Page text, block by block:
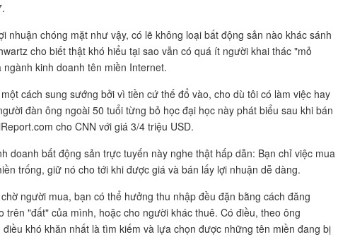
nhuận chóng mặt như vậy, có lẽ không loại bất động sản nào khác sánh
cho biết thật khó hiểu tại sao vẫn có quá ít người khai thác "mỏ
ngành kinh doanh tên miền Internet.
cách sung sướng bởi vì tiền cứ thế đổ vào, cho dù tôi có làm việc hay
đàn ông ngoài 50 tuổi từng bỏ học đại học này phát biểu sau khi bán
cho CNN với giá 3/4 triệu USD.
doanh bất động sản trực tuyến này nghe thật hấp dẫn: Bạn chỉ việc mua
trống, giữ nó cho tới khi được giá và bán lấy lợi nhuận dễ dàng.
người mua, bạn có thể hưởng thu nhập đều đặn bằng cách đăng
trên "đất" của mình, hoặc cho người khác thuê. Có điều, theo ông
điều khó khăn nhất là tìm kiếm và lựa chọn được những tên miền đang bị